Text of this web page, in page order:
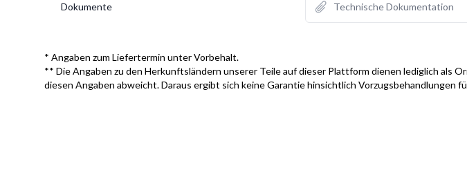
Dokumente Technische Dokumentation
* Angaben zum Liefertermin unter Vorbehalt.
** Die Angaben zu den Herkunftsländern unserer Teile auf dieser Plattform dienen lediglich als
diesen Angaben abweicht. Daraus ergibt sich keine Garantie hinsichtlich Vorzugsbehandlungen